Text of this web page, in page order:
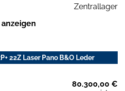
Zentrallager
22Z Laser Pano B&O Leder
80.300,00 €